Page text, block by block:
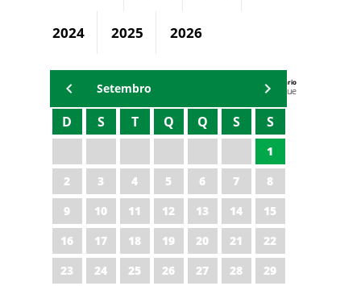
2024 2025 2026
Agenda do Secretário
Zezinho Albuquerque
Setembro
D S T Q Q S S
1
2
3 4 5 6 7
8
9
10 11 12 13 14
15
16
17 18 19 20 21
22
23
24 25 26 27 28
29